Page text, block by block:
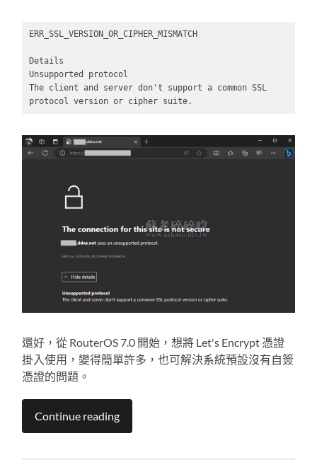
ERR_SSL_VERSION_OR_CIPHER_MISMATCH
Details
Unsupported protocol
The client and server don't support a common SSL
還好，從 RouterOS 7.0 開始，想將 Let's Encrypt 憑證
掛入使用，變得簡單許多，也可解決系統預設沒有自簽
憑證的問題。
Continue reading